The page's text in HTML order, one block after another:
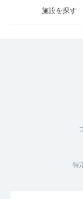
施設を探す
特